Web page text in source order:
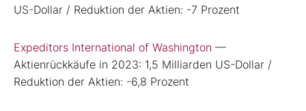
US-Dollar / Reduktion der Aktien: -7 Prozent
Expeditors International of Washington —
Aktienrückkäufe in 2023: 1,5 Milliarden US-Dollar /
Reduktion der Aktien: -6,8 Prozent